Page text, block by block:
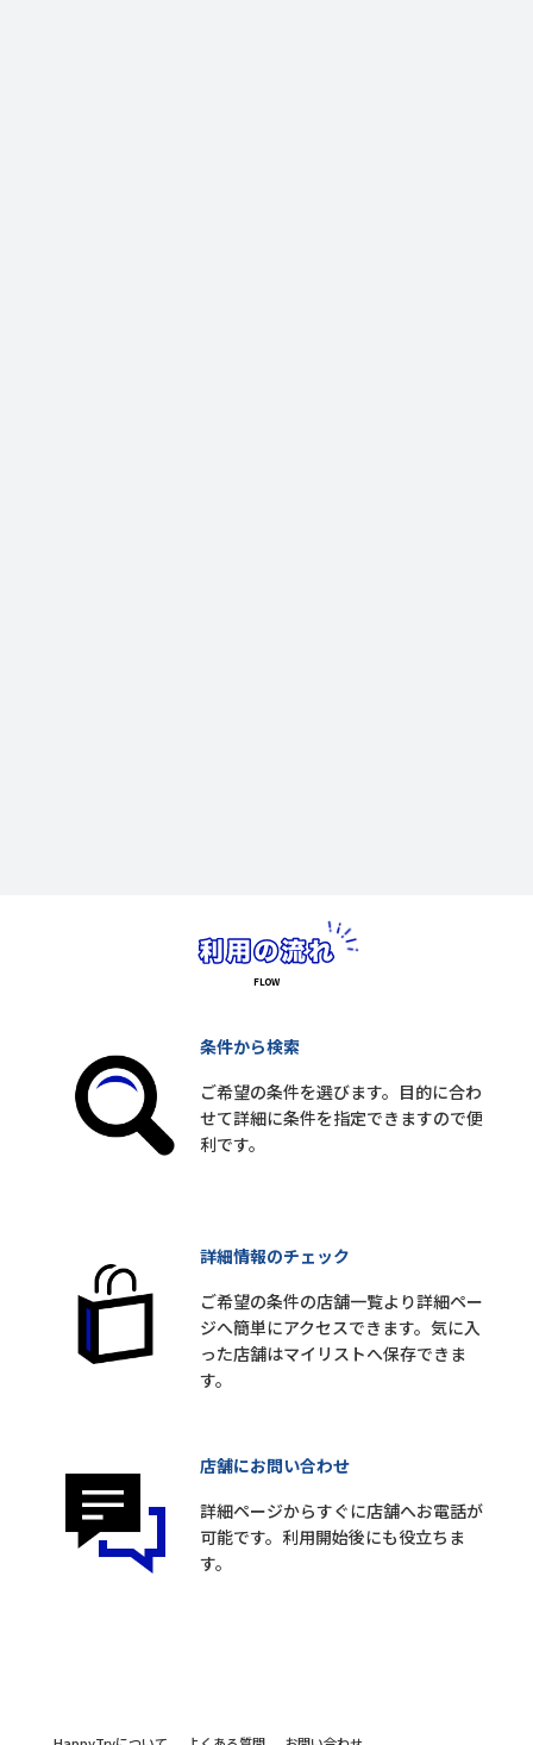
条件から検索
ご希望の条件を選びます。目的に合わ
せて詳細に条件を指定できますので便
利です。
詳細情報のチェック
ご希望の条件の店舗一覧より詳細ペー
ジへ簡単にアクセスできます。気に入
った店舗はマイリストへ保存できま
す。
店舗にお問い合わせ
詳細ページからすぐに店舗へお電話が
可能です。利用開始後にも役立ちま
す。